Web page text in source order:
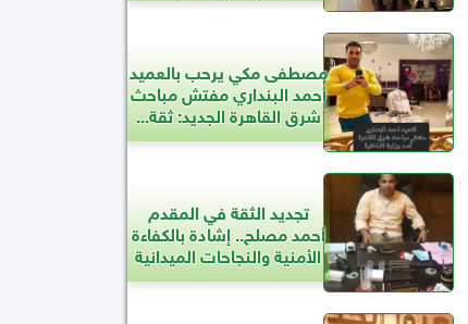
مصطفى مكي يرحب بالعميد
أحمد البنداري مفتش مباحث
شرق القاهرة الجديد: ثقة...
تجديد الثقة في المقدم
أحمد مصلح.. إشادة بالكفاءة
الأمنية والنجاحات الميدانية